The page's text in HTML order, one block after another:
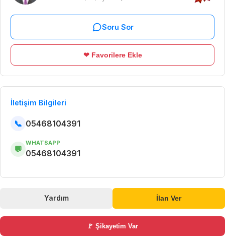
Soru Sor
❤ Favorilere Ekle
İletişim Bilgileri
📞 05468104391
💬
WHATSAPP
05468104391
Yardım İlan Ver
🚩 Şikayetim Var